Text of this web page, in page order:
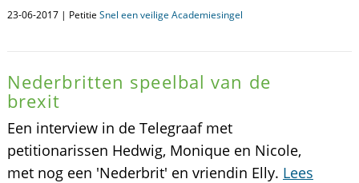
23-06-2017 | Petitie Snel een veilige Academiesingel
Nederbritten speelbal van de
brexit
Een interview in de Telegraaf met
petitionarissen Hedwig, Monique en Nicole,
met nog een 'Nederbrit' en vriendin Elly. Lees